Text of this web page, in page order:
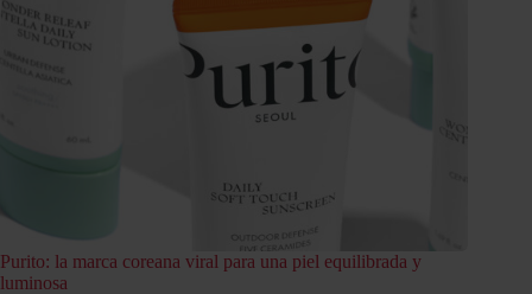
Purito: la marca coreana viral para una piel equilibrada y
luminosa